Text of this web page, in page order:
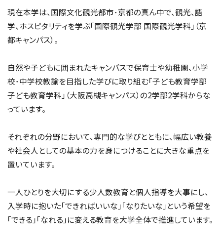
現在本学は、国際文化観光都市･京都の真ん中で、観光、語
学、ホスピタリティを学ぶ「国際観光学部 国際観光学科」（京
都キャンパス）。
自然や子どもに囲まれたキャンパスで保育士や幼稚園、小学
校･中学校教諭を目指した学びに取り組む「子ども教育学部
子ども教育学科」（大阪高槻キャンパス）の2学部2学科からな
っています。
それぞれの分野において、専門的な学びとともに、幅広い教養
や社会人としての基本の力を身につけることに大きな重点を
置いています。
一人ひとりを大切にする少人数教育と個人指導を大事にし、
入学時に抱いた「できればいいな」「なりたいな」という希望を
「できる」「なれる」に変える教育を大学全体で推進しています。